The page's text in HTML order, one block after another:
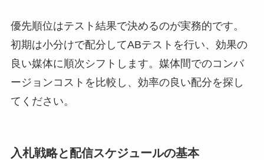
優先順位はテスト結果で決めるのが実務的です。
初期は小分けで配分してABテストを行い、効果の
良い媒体に順次シフトします。媒体間でのコンバ
ージョンコストを比較し、効率の良い配分を探し
てください。
入札戦略と配信スケジュールの基本